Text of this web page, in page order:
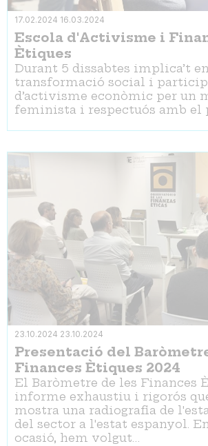
17.02.2024 16.03.2024
Escola d'Activisme i
Ètiques
Durant 5 dissabtes implica’t
transformació social i
d’activisme econòmic per un
feminista i respectuós amb el
23.10.2024 23.10.2024
Presentació del
Finances Ètiques 2024
El Baròmetre de les Finances
informe exhaustiu i rigorós
mostra una radiografia de
del sector a l'estat espanyol.
ocasió, hem volgut…